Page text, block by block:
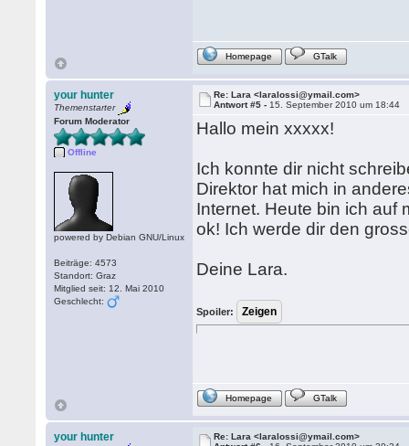
Homepage GTalk
your hunter
Themenstarter
Forum Moderator
Offline
powered by Debian GNU/Linux
Beiträge: 4573
Standort: Graz
Mitglied seit: 12. Mai 2010
Geschlecht:
Re: Lara <laralossi@ymail.com>
Antwort #5 - 15. September 2010 um 18:44
Hallo mein xxxxx!
Ich konnte dir nicht
Direktor hat mich in
Internet. Heute bin ich auf
ok! Ich werde dir den
Deine Lara.
Spoiler:
Homepage GTalk
your hunter
Re: Lara <laralossi@ymail.com>